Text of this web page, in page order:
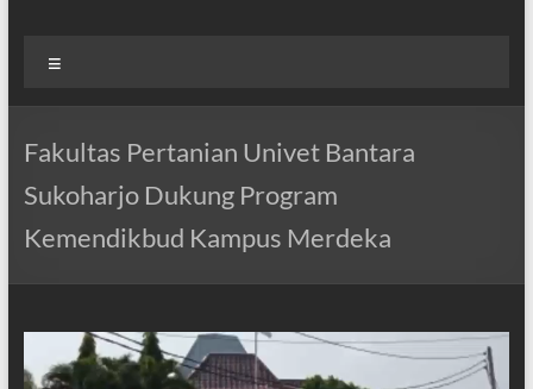
Fakultas Pertanian Univet Bantara
Sukoharjo Dukung Program
Kemendikbud Kampus Merdeka
Pemutar
Video